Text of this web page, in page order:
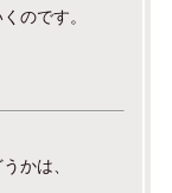
のです。
かは、